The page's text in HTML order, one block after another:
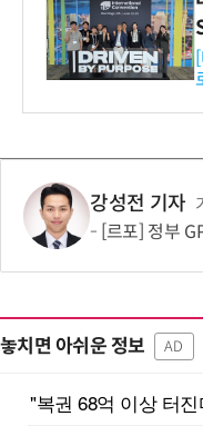
강성전 기자
[르포] 정부 GPU
놓치면 아쉬운 정보 AD